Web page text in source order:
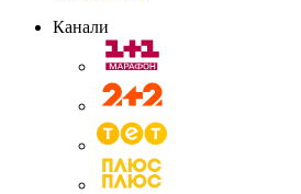
Канали